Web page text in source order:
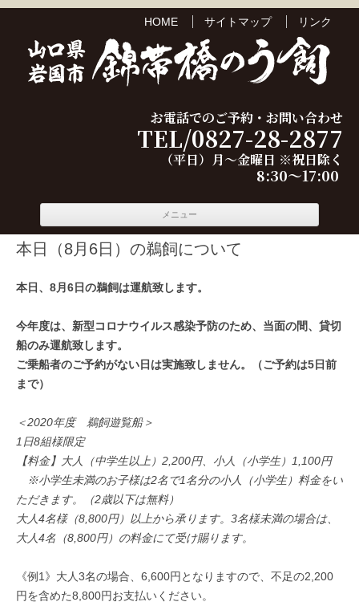
HOME サイトマップ リンク
お電話でのご予約・お問い合わせ
TEL/0827-28-2877
（平日）月～金曜日 ※祝日除く
8:30～17:00
メニュー
本日（8月6日）の鵜飼について
本日、8月6日の鵜飼は運航致します。
今年度は、新型コロナウイルス感染予防のため、当面の間、貸切
船のみ運航致します。
ご乗船者のご予約がない日は実施致しません。（ご予約は5日前
まで）
＜2020年度 鵜飼遊覧船＞
1日8組様限定
【料金】大人（中学生以上）2,200円、小人（小学生）1,100円
※小学生未満のお子様は2名で1名分の小人（小学生）料金をい
ただきます。（2歳以下は無料）
大人4名様（8,800円）以上から承ります。3名様未満の場合は、
大人4名（8,800円）の料金にて受け賜ります。
《例1》大人3名の場合、6,600円となりますので、不足の2,200
円を含めた8,800円お支払いください。